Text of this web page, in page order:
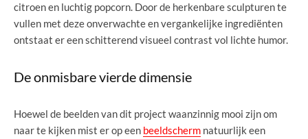
citroen en luchtig popcorn. Door de herkenbare sculpturen te
vullen met deze onverwachte en vergankelijke ingrediënten
ontstaat er een schitterend visueel contrast vol lichte humor.
De onmisbare vierde dimensie
Hoewel de beelden van dit project waanzinnig mooi zijn om
naar te kijken mist er op een beeldscherm natuurlijk een